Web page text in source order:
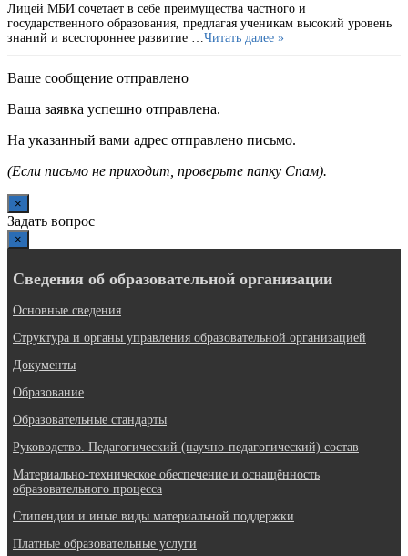
Лицей МБИ сочетает в себе преимущества частного и
государственного образования, предлагая ученикам высокий уровень
знаний и всестороннее развитие … Читать далее »
Ваше сообщение отправлено
Ваша заявка успешно отправлена.
На указанный вами адрес отправлено письмо.
(Если письмо не приходит, проверьте папку Спам).
×
Задать вопрос
×
Сведения об образовательной организации
Основные сведения
Структура и органы управления образовательной организацией
Документы
Образование
Образовательные стандарты
Руководство. Педагогический (научно-педагогический) состав
Материально-техническое обеспечение и оснащённость
образовательного процесса
Стипендии и иные виды материальной поддержки
Платные образовательные услуги